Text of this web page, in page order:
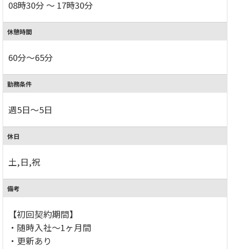
08時30分 ～ 17時30分
休憩時間
60分～65分
勤務条件
週5日～5日
休日
土,日,祝
備考
【初回契約期間】
・随時入社～1ヶ月間
・更新あり